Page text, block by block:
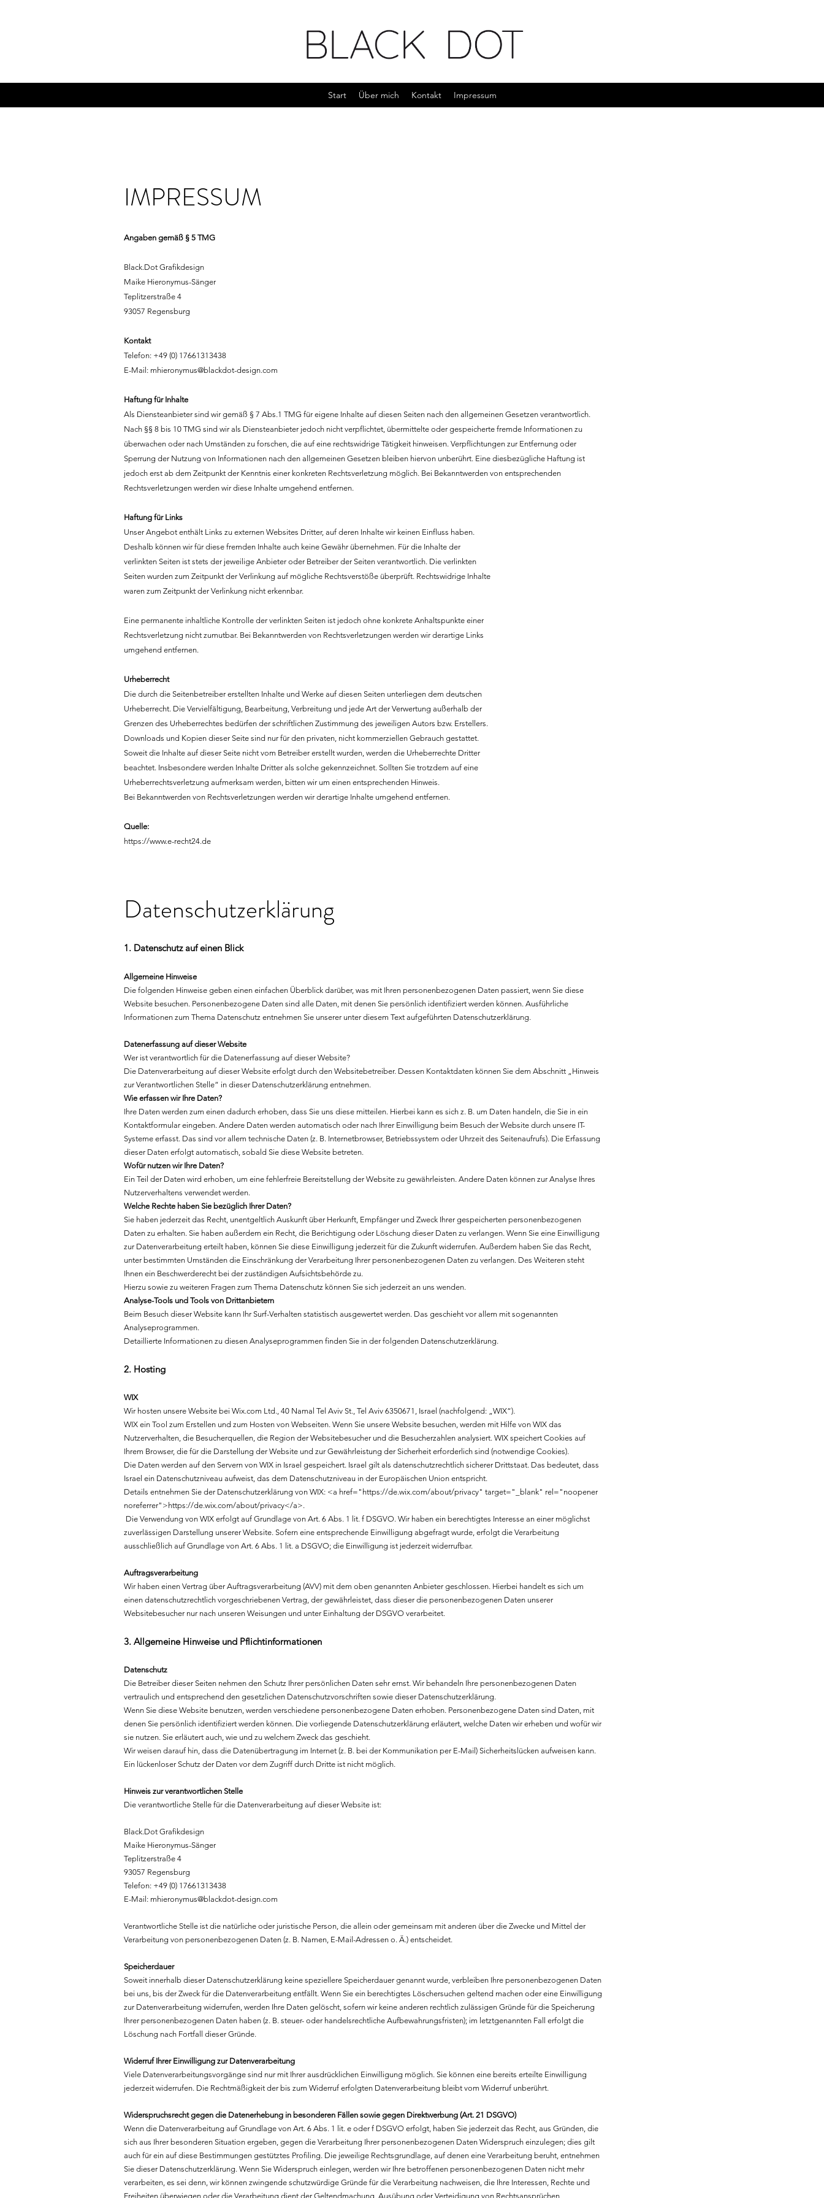
Start Über mich Kontakt Impressum
IMPRESSUM
Angaben gemäß § 5 TMG
Black.Dot Grafikdesign
Maike Hieronymus-Sänger
Teplitzerstraße 4
93057 Regensburg
Kontakt
Telefon: +49 (0) 17661313438
E-Mail: mhieronymus@blackdot-design.com
Haftung für Inhalte
Als Diensteanbieter sind wir gemäß § 7 Abs.1 TMG für eigene Inhalte auf diesen Seiten nach den allgemeinen Gesetzen verantwortlich.
Nach §§ 8 bis 10 TMG sind wir als Diensteanbieter jedoch nicht verpflichtet, übermittelte oder gespeicherte fremde Informationen zu
überwachen oder nach Umständen zu forschen, die auf eine rechtswidrige Tätigkeit hinweisen. Verpflichtungen zur Entfernung oder
Sperrung der Nutzung von Informationen nach den allgemeinen Gesetzen bleiben hiervon unberührt. Eine diesbezügliche Haftung ist
jedoch erst ab dem Zeitpunkt der Kenntnis einer konkreten Rechtsverletzung möglich. Bei Bekanntwerden von entsprechenden
Rechtsverletzungen werden wir diese Inhalte umgehend entfernen.
Haftung für Links
Unser Angebot enthält Links zu externen Websites Dritter, auf deren Inhalte wir keinen Einfluss haben.
Deshalb können wir für diese fremden Inhalte auch keine Gewähr übernehmen. Für die Inhalte der
verlinkten Seiten ist stets der jeweilige Anbieter oder Betreiber der Seiten verantwortlich. Die verlinkten
Seiten wurden zum Zeitpunkt der Verlinkung auf mögliche Rechtsverstöße überprüft. Rechtswidrige Inhalte
waren zum Zeitpunkt der Verlinkung nicht erkennbar.
Eine permanente inhaltliche Kontrolle der verlinkten Seiten ist jedoch ohne konkrete Anhaltspunkte einer
Rechtsverletzung nicht zumutbar. Bei Bekanntwerden von Rechtsverletzungen werden wir derartige Links
umgehend entfernen.
Urheberrecht
Die durch die Seitenbetreiber erstellten Inhalte und Werke auf diesen Seiten unterliegen dem deutschen
Urheberrecht. Die Vervielfältigung, Bearbeitung, Verbreitung und jede Art der Verwertung außerhalb der
Grenzen des Urheberrechtes bedürfen der schriftlichen Zustimmung des jeweiligen Autors bzw. Erstellers.
Downloads und Kopien dieser Seite sind nur für den privaten, nicht kommerziellen Gebrauch gestattet.
Soweit die Inhalte auf dieser Seite nicht vom Betreiber erstellt wurden, werden die Urheberrechte Dritter
beachtet. Insbesondere werden Inhalte Dritter als solche gekennzeichnet. Sollten Sie trotzdem auf eine
Urheberrechtsverletzung aufmerksam werden, bitten wir um einen entsprechenden Hinweis.
Bei Bekanntwerden von Rechtsverletzungen werden wir derartige Inhalte umgehend entfernen.
Quelle:
https://www.e-recht24.de
Datenschutz­erklärung
1. Datenschutz auf einen Blick
Allgemeine Hinweise
Die folgenden Hinweise geben einen einfachen Überblick darüber, was mit Ihren personenbezogenen Daten passiert, wenn Sie diese
Website besuchen. Personenbezogene Daten sind alle Daten, mit denen Sie persönlich identifiziert werden können. Ausführliche
Informationen zum Thema Datenschutz entnehmen Sie unserer unter diesem Text aufgeführten Datenschutzerklärung.
Datenerfassung auf dieser Website
Wer ist verantwortlich für die Datenerfassung auf dieser Website?
Die Datenverarbeitung auf dieser Website erfolgt durch den Websitebetreiber. Dessen Kontaktdaten können Sie dem Abschnitt „Hinweis
zur Verantwortlichen Stelle“ in dieser Datenschutzerklärung entnehmen.
Wie erfassen wir Ihre Daten?
Ihre Daten werden zum einen dadurch erhoben, dass Sie uns diese mitteilen. Hierbei kann es sich z. B. um Daten handeln, die Sie in ein
Kontaktformular eingeben. Andere Daten werden automatisch oder nach Ihrer Einwilligung beim Besuch der Website durch unsere IT-
Systeme erfasst. Das sind vor allem technische Daten (z. B. Internetbrowser, Betriebssystem oder Uhrzeit des Seitenaufrufs). Die Erfassung
dieser Daten erfolgt automatisch, sobald Sie diese Website betreten.
Wofür nutzen wir Ihre Daten?
Ein Teil der Daten wird erhoben, um eine fehlerfreie Bereitstellung der Website zu gewährleisten. Andere Daten können zur Analyse Ihres
Nutzerverhaltens verwendet werden.
Welche Rechte haben Sie bezüglich Ihrer Daten?
Sie haben jederzeit das Recht, unentgeltlich Auskunft über Herkunft, Empfänger und Zweck Ihrer gespeicherten personenbezogenen
Daten zu erhalten. Sie haben außerdem ein Recht, die Berichtigung oder Löschung dieser Daten zu verlangen. Wenn Sie eine Einwilligung
zur Datenverarbeitung erteilt haben, können Sie diese Einwilligung jederzeit für die Zukunft widerrufen. Außerdem haben Sie das Recht,
unter bestimmten Umständen die Einschränkung der Verarbeitung Ihrer personenbezogenen Daten zu verlangen. Des Weiteren steht
Ihnen ein Beschwerderecht bei der zuständigen Aufsichtsbehörde zu.
Hierzu sowie zu weiteren Fragen zum Thema Datenschutz können Sie sich jederzeit an uns wenden.
Analyse-Tools und Tools von Dritt­anbietern
Beim Besuch dieser Website kann Ihr Surf-Verhalten statistisch ausgewertet werden. Das geschieht vor allem mit sogenannten
Analyseprogrammen.
Detaillierte Informationen zu diesen Analyseprogrammen finden Sie in der folgenden Datenschutzerklärung.
2. Hosting
WIX
Wir hosten unsere Website bei Wix.com Ltd., 40 Namal Tel Aviv St., Tel Aviv 6350671, Israel (nachfolgend: „WIX“).
WIX ein Tool zum Erstellen und zum Hosten von Webseiten. Wenn Sie unsere Website besuchen, werden mit Hilfe von WIX das
Nutzerverhalten, die Besucherquellen, die Region der Websitebesucher und die Besucherzahlen analysiert. WIX speichert Cookies auf
Ihrem Browser, die für die Darstellung der Website und zur Gewährleistung der Sicherheit erforderlich sind (notwendige Cookies).
Die Daten werden auf den Servern von WIX in Israel gespeichert. Israel gilt als datenschutzrechtlich sicherer Drittstaat. Das bedeutet, dass
Israel ein Datenschutzniveau aufweist, das dem Datenschutzniveau in der Europäischen Union entspricht.
Details entnehmen Sie der Datenschutzerklärung von WIX: <a href=" https://de.wix.com/about/privacy" target="_blank" rel="noopener
noreferrer">https://de.wix.com/about/privacy</a>.
Die Verwendung von WIX erfolgt auf Grundlage von Art. 6 Abs. 1 lit. f DSGVO. Wir haben ein berechtigtes Interesse an einer möglichst
zuverlässigen Darstellung unserer Website. Sofern eine entsprechende Einwilligung abgefragt wurde, erfolgt die Verarbeitung
ausschließlich auf Grundlage von Art. 6 Abs. 1 lit. a DSGVO; die Einwilligung ist jederzeit widerrufbar.
Auftragsverarbeitung
Wir haben einen Vertrag über Auftragsverarbeitung (AVV) mit dem oben genannten Anbieter geschlossen. Hierbei handelt es sich um
einen datenschutzrechtlich vorgeschriebenen Vertrag, der gewährleistet, dass dieser die personenbezogenen Daten unserer
Websitebesucher nur nach unseren Weisungen und unter Einhaltung der DSGVO verarbeitet.
3. Allgemeine Hinweise und Pflicht­informationen
Datenschutz
Die Betreiber dieser Seiten nehmen den Schutz Ihrer persönlichen Daten sehr ernst. Wir behandeln Ihre personenbezogenen Daten
vertraulich und entsprechend den gesetzlichen Datenschutzvorschriften sowie dieser Datenschutzerklärung.
Wenn Sie diese Website benutzen, werden verschiedene personenbezogene Daten erhoben. Personenbezogene Daten sind Daten, mit
denen Sie persönlich identifiziert werden können. Die vorliegende Datenschutzerklärung erläutert, welche Daten wir erheben und wofür wir
sie nutzen. Sie erläutert auch, wie und zu welchem Zweck das geschieht.
Wir weisen darauf hin, dass die Datenübertragung im Internet (z. B. bei der Kommunikation per E-Mail) Sicherheitslücken aufweisen kann.
Ein lückenloser Schutz der Daten vor dem Zugriff durch Dritte ist nicht möglich.
Hinweis zur verantwortlichen Stelle
Die verantwortliche Stelle für die Datenverarbeitung auf dieser Website ist:
Black.Dot Grafikdesign
Maike Hieronymus-Sänger
Teplitzerstraße 4
93057 Regensburg
Telefon: +49 (0) 17661313438
E-Mail: mhieronymus@blackdot-design.com
Verantwortliche Stelle ist die natürliche oder juristische Person, die allein oder gemeinsam mit anderen über die Zwecke und Mittel der
Verarbeitung von personenbezogenen Daten (z. B. Namen, E-Mail-Adressen o. Ä.) entscheidet.
Speicherdauer
Soweit innerhalb dieser Datenschutzerklärung keine speziellere Speicherdauer genannt wurde, verbleiben Ihre personenbezogenen Daten
bei uns, bis der Zweck für die Datenverarbeitung entfällt. Wenn Sie ein berechtigtes Löschersuchen geltend machen oder eine Einwilligung
zur Datenverarbeitung widerrufen, werden Ihre Daten gelöscht, sofern wir keine anderen rechtlich zulässigen Gründe für die Speicherung
Ihrer personenbezogenen Daten haben (z. B. steuer- oder handelsrechtliche Aufbewahrungsfristen); im letztgenannten Fall erfolgt die
Löschung nach Fortfall dieser Gründe.
Widerruf Ihrer Einwilligung zur Datenverarbeitung
Viele Datenverarbeitungsvorgänge sind nur mit Ihrer ausdrücklichen Einwilligung möglich. Sie können eine bereits erteilte Einwilligung
jederzeit widerrufen. Die Rechtmäßigkeit der bis zum Widerruf erfolgten Datenverarbeitung bleibt vom Widerruf unberührt.
Widerspruchsrecht gegen die Datenerhebung in besonderen Fällen sowie gegen Direktwerbung (Art. 21 DSGVO)
Wenn die Datenverarbeitung auf Grundlage von Art. 6 Abs. 1 lit. e oder f DSGVO erfolgt, haben Sie jederzeit das Recht, aus Gründen, die
sich aus Ihrer besonderen Situation ergeben, gegen die Verarbeitung Ihrer personenbezogenen Daten Widerspruch einzulegen; dies gilt
auch für ein auf diese Bestimmungen gestütztes Profiling. Die jeweilige Rechtsgrundlage, auf denen eine Verarbeitung beruht, entnehmen
Sie dieser Datenschutzerklärung. Wenn Sie Widerspruch einlegen, werden wir Ihre betroffenen personenbezogenen Daten nicht mehr
verarbeiten, es sei denn, wir können zwingende schutzwürdige Gründe für die Verarbeitung nachweisen, die Ihre Interessen, Rechte und
Freiheiten überwiegen oder die Verarbeitung dient der Geltendmachung, Ausübung oder Verteidigung von Rechtsansprüchen